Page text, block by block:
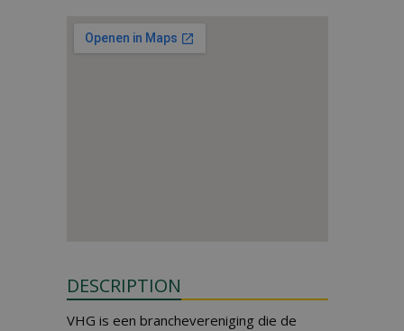
DESCRIPTION
VHG is een branchevereniging die de